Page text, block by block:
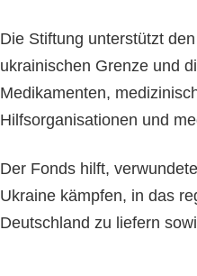
Die Stiftung unterstützt
ukrainischen Grenze und
Medikamenten,
Hilfsorganisationen und
Der Fonds hilft,
Ukraine kämpfen, in das
Deutschland zu liefern